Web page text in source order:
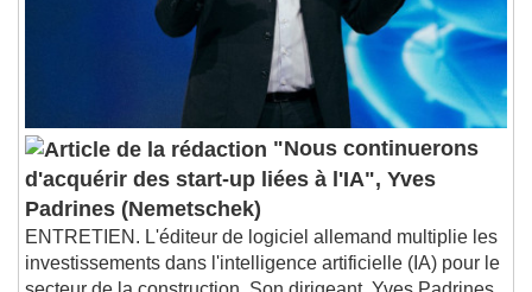
descriptions off
, selected
subtitles settings, opens subtitles
settings dialog
subtitles off
Audio Track
Picture-in-Picture
Fullscreen
This is a modal window.
Beginning of dialog window. Escape will cancel
and close the window.
"Nous continuerons
d'acquérir des start-up liées à l'IA", Yves
Padrines (Nemetschek)
ENTRETIEN. L'éditeur de logiciel allemand multiplie les
investissements dans l'intelligence artificielle (IA) pour le